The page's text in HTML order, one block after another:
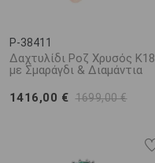
P-38411
Δαχτυλίδι Ροζ Χρυσός Κ18
με Σμαράγδι & Διαμάντια
1416,00 € 1699,00 €